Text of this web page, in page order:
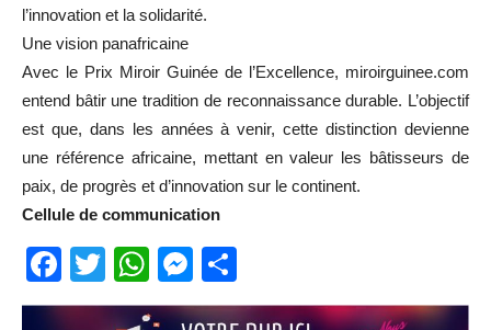
l’innovation et la solidarité.
Une vision panafricaine
Avec le Prix Miroir Guinée de l’Excellence, miroirguinee.com
entend bâtir une tradition de reconnaissance durable. L’objectif
est que, dans les années à venir, cette distinction devienne
une référence africaine, mettant en valeur les bâtisseurs de
paix, de progrès et d’innovation sur le continent.
Cellule de communication
Facebook
TwitterWhatsApp
Messenger